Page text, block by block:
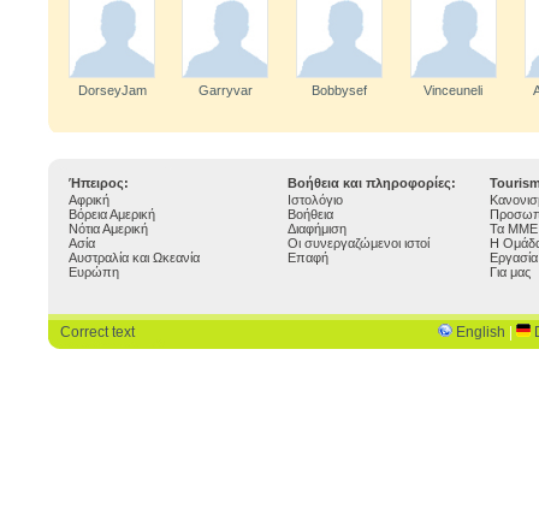
DorseyJam Garryvar Bobbysef Vinceuneli
Ήπειρος: Βοήθεια και πληροφορίες:
Αφρική
Βόρεια Αμερική
Νότια Αμερική
Ασία
Αυστραλία και Ωκεανία
Ευρώπη
Ιστολόγιο
Βοήθεια
Διαφήμιση
Οι συνεργαζώμενοι ιστοί
Επαφή
Τα ΜΜΕ
Η
Εργασία
Για μας
Correct text English